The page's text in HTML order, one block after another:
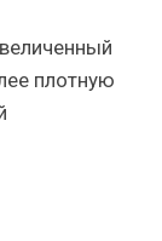
плотную